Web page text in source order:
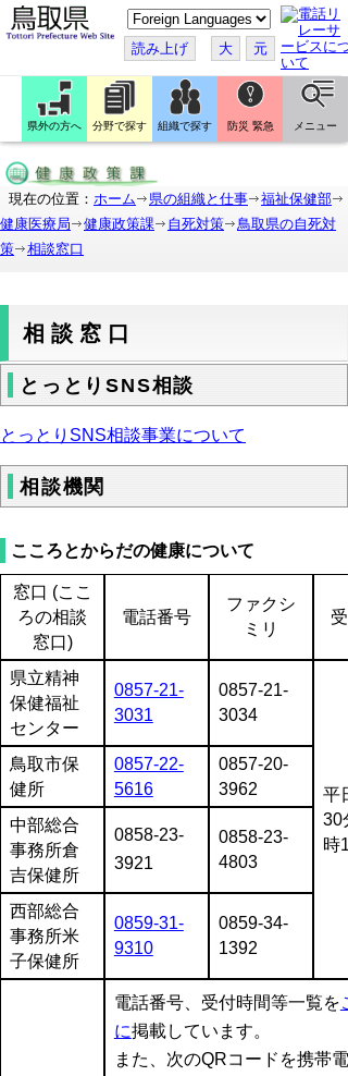
こ
の
ペ
ー
ジ
翻
訳
す
読み上げ 大 元
県外の方へ 分野で探す 組織で探す 防災 緊急 メニュー
現在の位置： ホーム 県の組織と仕事
福祉保健部
健康医療局
健康政策課 自死対策
鳥取県の自死対
策
相談窓口
相談窓口
とっとりSNS相談
とっとりSNS相談事業について
相談機関
こころとからだの健康について
窓口 (ここ
ろの相談
窓口)
電話番号
ファクシ
ミリ
県立精神
保健福祉
センター
0857-21-
3031
0857-21-
3034
平
30
時
鳥取市保
健所
0857-22-
5616
0857-20-
3962
中部総合
事務所倉
吉保健所
0858-23-
3921
0858-23-
4803
西部総合
事務所米
子保健所
0859-31-
9310
0859-34-
1392
電話番号、受付時間等一覧を
に掲載しています。
また、次のQRコードを携帯電